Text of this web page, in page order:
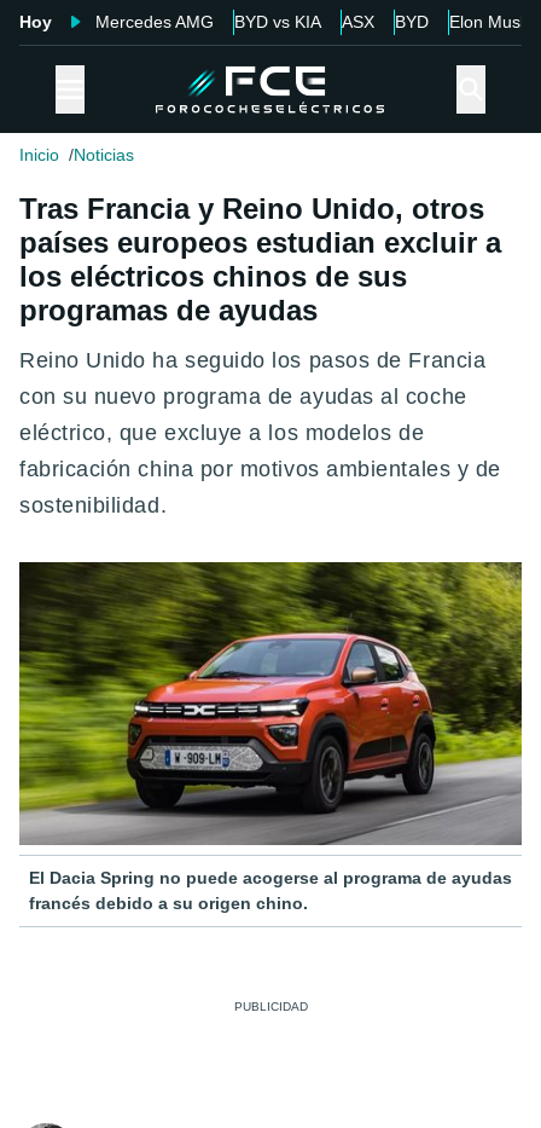
Hoy Mercedes AMG BYD vs KIA ASX BYD Elon Musk
Inicio Noticias
Tras Francia y Reino Unido, otros
países europeos estudian excluir a
los eléctricos chinos de sus
programas de ayudas
Reino Unido ha seguido los pasos de Francia
con su nuevo programa de ayudas al coche
eléctrico, que excluye a los modelos de
fabricación china por motivos ambientales y de
sostenibilidad.
El Dacia Spring no puede acogerse al programa de ayudas
francés debido a su origen chino.